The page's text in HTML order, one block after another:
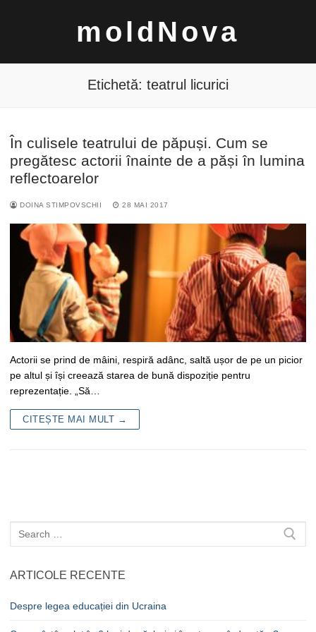
moldNova
Caută
după:
Etichetă: teatrul licurici
În culisele teatrului de păpuși. Cum se
pregătesc actorii înainte de a păși în lumina
reflectoarelor
DOINA STIMPOVSCHII 28 MAI 2017
Actorii se prind de mâini, respiră adânc, saltă ușor de pe un picior
pe altul și își creează starea de bună dispoziție pentru
reprezentație. „Să…
CITEȘTE MAI MULT →
Caută
după:
ARTICOLE RECENTE
Despre legea educației din Ucraina